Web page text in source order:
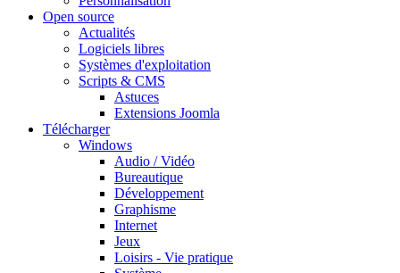
Open source
Actualités
Logiciels libres
Systèmes d'exploitation
Scripts & CMS
Astuces
Extensions Joomla
Télécharger
Windows
Audio / Vidéo
Bureautique
Développement
Graphisme
Internet
Jeux
Loisirs - Vie pratique